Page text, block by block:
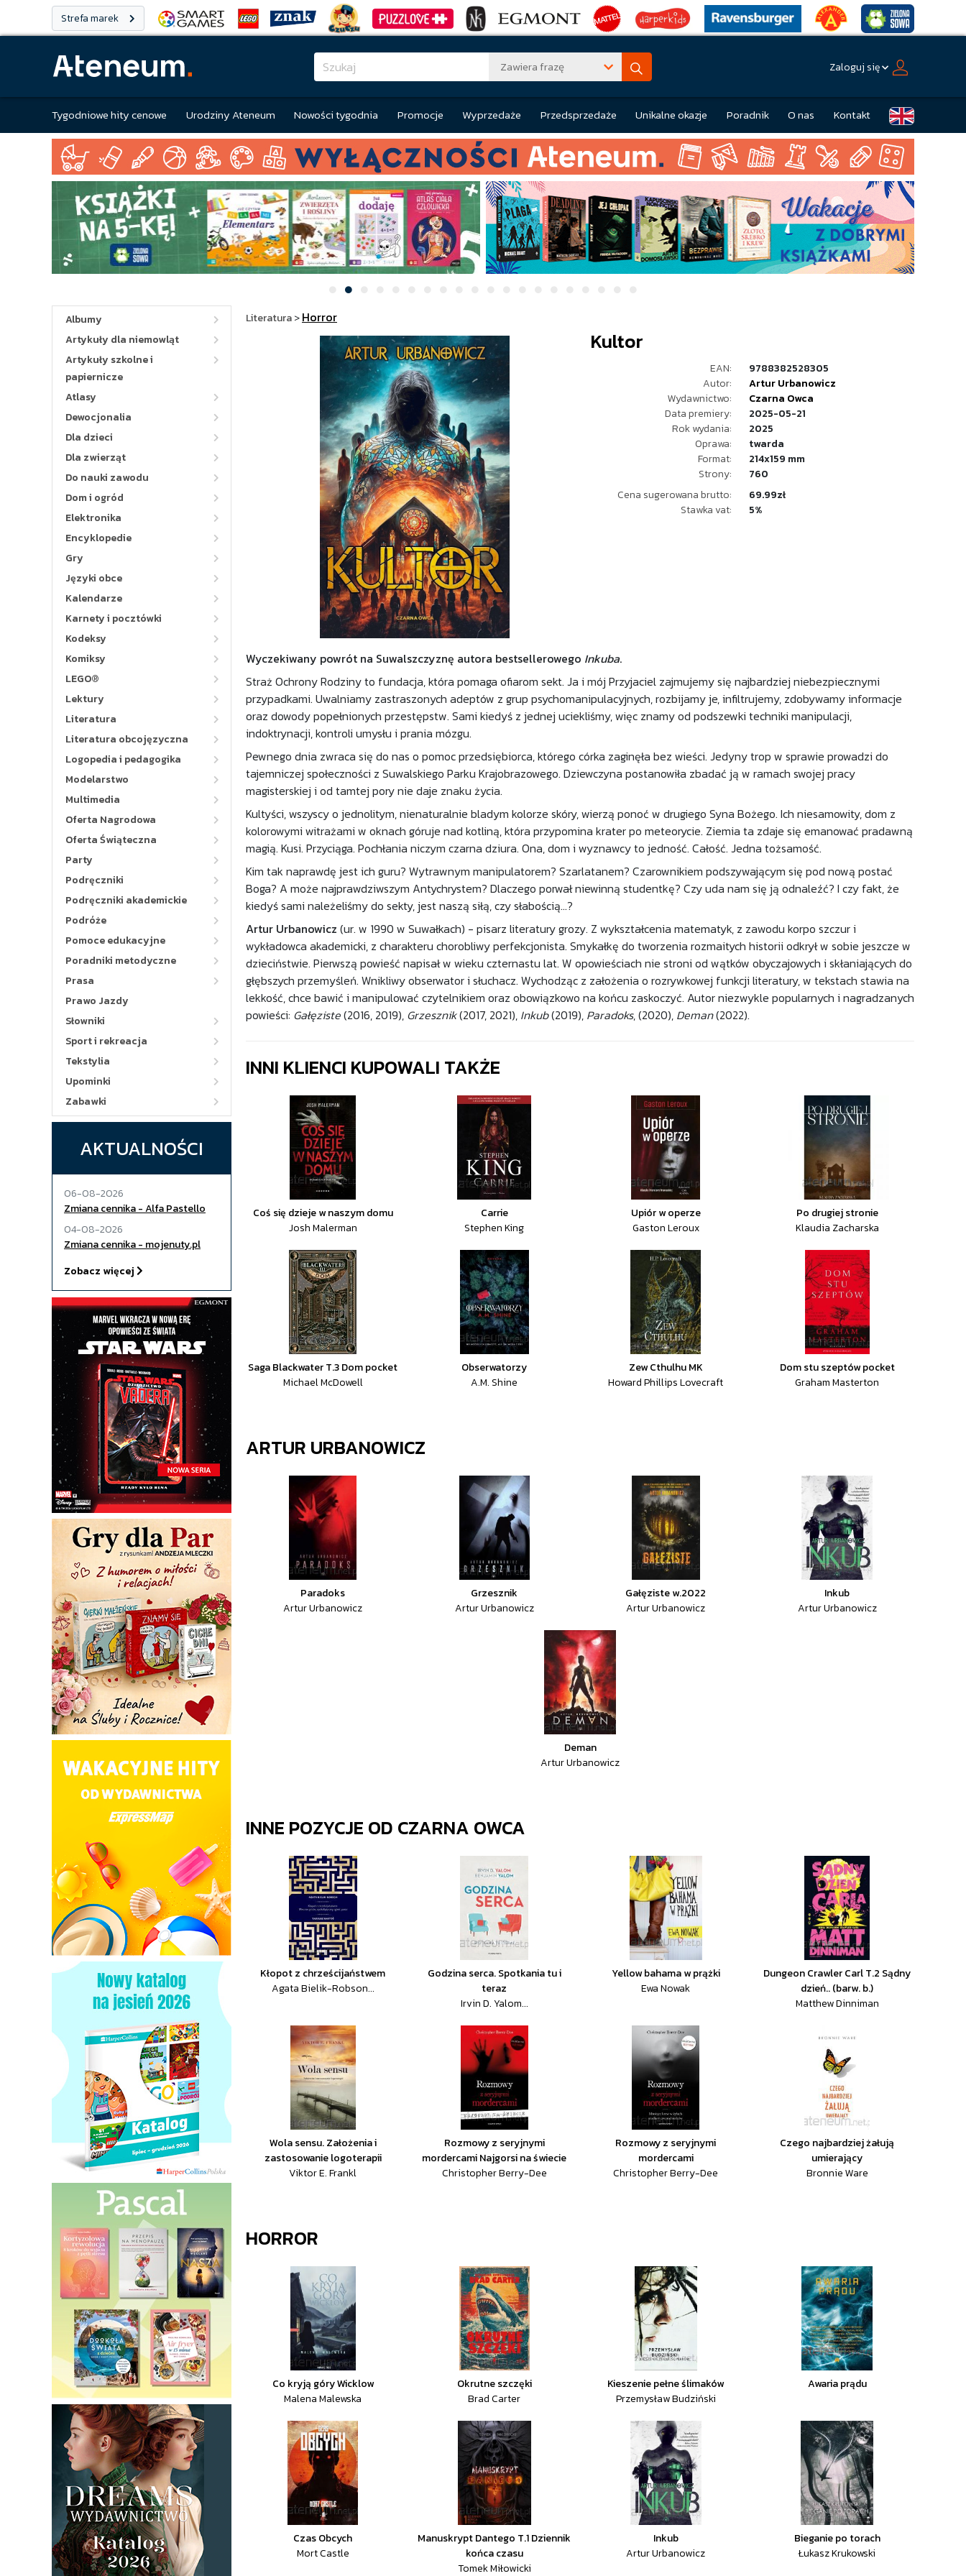
Strefa marek
Zawiera frazę Zaloguj się
Tygodniowe hity cenowe Urodziny Ateneum Nowości tygodnia Promocje Wyprzedaże Przedsprzedaże Unikalne okazje Poradnik O nas Kontakt
Albumy
Artykuły dla niemowląt
Artykuły szkolne i
papiernicze
Atlasy
Dewocjonalia
Dla dzieci
Dla zwierząt
Do nauki zawodu
Dom i ogród
Elektronika
Encyklopedie
Gry
Języki obce
Kalendarze
Karnety i pocztówki
Kodeksy
Komiksy
LEGO®
Lektury
Literatura
Literatura obcojęzyczna
Logopedia i pedagogika
Modelarstwo
Multimedia
Oferta Nagrodowa
Oferta Świąteczna
Party
Podręczniki
Podręczniki akademickie
Podróże
Pomoce edukacyjne
Poradniki metodyczne
Prasa
Prawo Jazdy
Słowniki
Sport i rekreacja
Tekstylia
Upominki
Zabawki
AKTUALNOŚCI
06-08-2026
Zmiana cennika - Alfa Pastello
04-08-2026
Zmiana cennika - mojenuty.pl
Zobacz więcej
Literatura>Horror
Kultor
EAN:
9788382528305
Autor:
Artur Urbanowicz
Wydawnictwo:
Czarna Owca
Data premiery:
2025-05-21
Rok wydania:
2025
Oprawa:
twarda
Format:
214x159 mm
Strony:
760
Cena sugerowana brutto:
69.99zł
Stawka vat:
5%
Wyczekiwany powrót na Suwalszczyznę autora bestsellerowego Inkuba.
Straż Ochrony Rodziny to fundacja, która pomaga ofiarom sekt. Ja i mój Przyjaciel zajmujemy się najbardziej niebezpiecznymi
przypadkami. Uwalniamy zastraszonych adeptów z grup psychomanipulacyjnych, rozbijamy je, infiltrujemy, zdobywamy informacje
oraz dowody popełnionych przestępstw. Sami kiedyś z jednej uciekliśmy, więc znamy od podszewki techniki manipulacji,
indoktrynacji, kontroli umysłu i prania mózgu.
Pewnego dnia zwraca się do nas o pomoc przedsiębiorca, którego córka zaginęła bez wieści. Jedyny trop w sprawie prowadzi do
tajemniczej społeczności z Suwalskiego Parku Krajobrazowego. Dziewczyna postanowiła zbadać ją w ramach swojej pracy
magisterskiej i od tamtej pory nie daje znaku życia.
Kultyści, wszyscy o jednolitym, nienaturalnie bladym kolorze skóry, wierzą ponoć w drugiego Syna Bożego. Ich niesamowity, dom z
kolorowymi witrażami w oknach góruje nad kotliną, która przypomina krater po meteorycie. Ziemia ta zdaje się emanować pradawną
magią. Kusi. Przyciąga. Pochłania niczym czarna dziura. Ona, dom i wyznawcy to jedność. Całość. Jedna tożsamość.
Kim tak naprawdę jest ich guru? Wytrawnym manipulatorem? Szarlatanem? Czarownikiem podszywającym się pod nową postać
Boga? A może najprawdziwszym Antychrystem? Dlaczego porwał niewinną studentkę? Czy uda nam się ją odnaleźć? I czy fakt, że
kiedyś sami należeliśmy do sekty, jest naszą siłą, czy słabością...?
Artur Urbanowicz (ur. w 1990 w Suwałkach) - pisarz literatury grozy. Z wykształcenia matematyk, z zawodu korpo szczur i
wykładowca akademicki, z charakteru chorobliwy perfekcjonista. Smykałkę do tworzenia rozmaitych historii odkrył w sobie jeszcze w
dzieciństwie. Pierwszą powieść napisał w wieku czternastu lat. W opowieściach nie stroni od wątków obyczajowych i skłaniających do
głębszych przemyśleń. Wnikliwy obserwator i słuchacz. Wychodząc z założenia o rozrywkowej funkcji literatury, w tekstach stawia na
lekkość, chce bawić i manipulować czytelnikiem oraz obowiązkowo na końcu zaskoczyć. Autor niezwykle popularnych i nagradzanych
powieści: Gałęziste(2016, 2019), Grzesznik(2017, 2021), Inkub(2019), Paradoks, (2020), Deman(2022).
INNI KLIENCI KUPOWALI TAKŻE
Coś się dzieje w naszym domu
Josh Malerman
Carrie
Stephen King
Upiór w operze
Gaston Leroux
Po drugiej stronie
Klaudia Zacharska
Saga Blackwater T.3 Dom pocket
Michael McDowell
Obserwatorzy
A.M. Shine
Zew Cthulhu MK
Howard Phillips Lovecraft
Dom stu szeptów pocket
Graham Masterton
ARTUR URBANOWICZ
Paradoks
Artur Urbanowicz
Grzesznik
Artur Urbanowicz
Gałęziste w.2022
Artur Urbanowicz
Inkub
Artur Urbanowicz
Deman
Artur Urbanowicz
INNE POZYCJE OD CZARNA OWCA
Kłopot z chrześcijaństwem
Agata Bielik-Robson...
Godzina serca. Spotkania tu i
teraz
Irvin D. Yalom...
Yellow bahama w prążki
Ewa Nowak
Dungeon Crawler Carl T.2 Sądny
dzień.. (barw. b.)
Matthew Dinniman
Wola sensu. Założenia i
zastosowanie logoterapii
Viktor E. Frankl
Rozmowy z seryjnymi
mordercami Najgorsi na świecie
Christopher Berry-Dee
Rozmowy z seryjnymi
mordercami
Christopher Berry-Dee
Czego najbardziej żałują
umierający
Bronnie Ware
HORROR
Co kryją góry Wicklow
Malena Malewska
Okrutne szczęki
Brad Carter
Kieszenie pełne ślimaków
Przemysław Budziński
Awaria prądu
Czas Obcych
Mort Castle
Manuskrypt Dantego T.1 Dziennik
końca czasu
Tomek Miłowicki
Inkub
Artur Urbanowicz
Bieganie po torach
Łukasz Krukowski